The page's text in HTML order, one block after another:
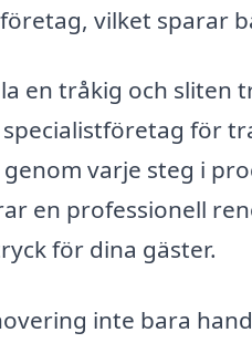
vilket sparar
en tråkig och sliten
för
varje steg i
en professionell
för dina gäster.
inte bara